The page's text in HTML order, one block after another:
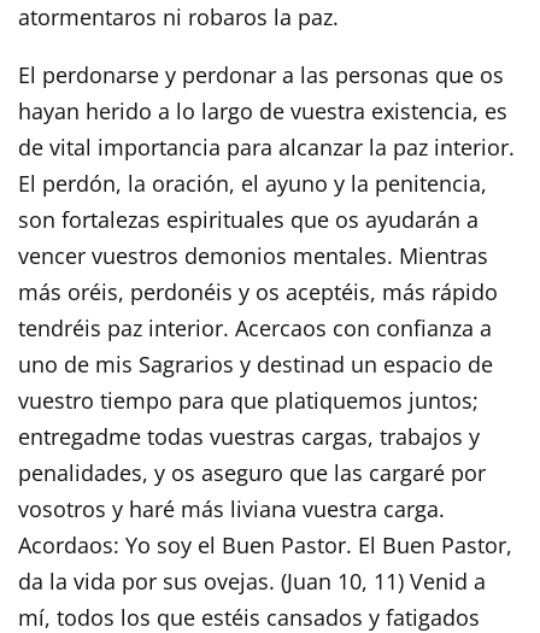
atormentaros ni robaros la paz.
El perdonarse y perdonar a las personas que os
hayan herido a lo largo de vuestra existencia, es
de vital importancia para alcanzar la paz interior.
El perdón, la oración, el ayuno y la penitencia,
son fortalezas espirituales que os ayudarán a
vencer vuestros demonios mentales. Mientras
más oréis, perdonéis y os aceptéis, más rápido
tendréis paz interior. Acercaos con confianza a
uno de mis Sagrarios y destinad un espacio de
vuestro tiempo para que platiquemos juntos;
entregadme todas vuestras cargas, trabajos y
penalidades, y os aseguro que las cargaré por
vosotros y haré más liviana vuestra carga.
Acordaos: Yo soy el Buen Pastor. El Buen Pastor,
da la vida por sus ovejas. (Juan 10, 11) Venid a
mí, todos los que estéis cansados y fatigados